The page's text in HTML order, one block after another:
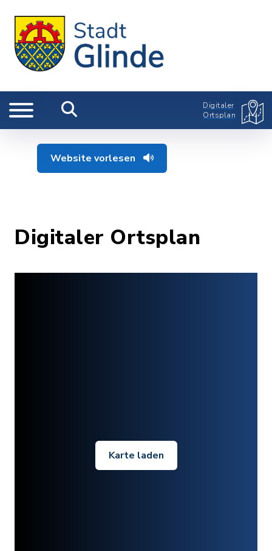
Digitaler
Ortsplan
Website vorlesen
Digitaler Ortsplan
Karte laden